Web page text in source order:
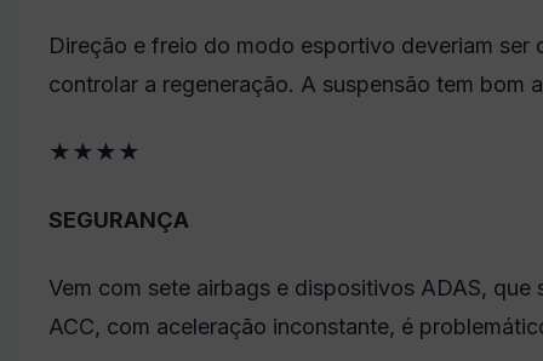
Direção e freio do modo esportivo deveriam ser
controlar a regeneração. A suspensão tem bom
★★★★
SEGURANÇA
Vem com sete airbags e dispositivos ADAS,
ACC, com aceleração inconstante, é